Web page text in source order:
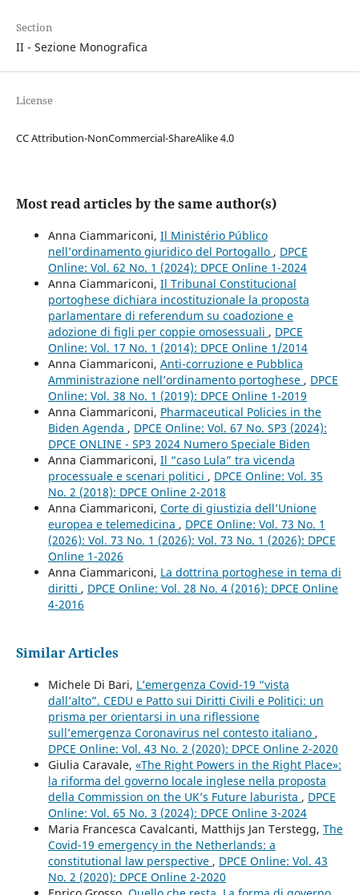
Section
II - Sezione Monografica
License
CC Attribution-NonCommercial-ShareAlike 4.0
Most read articles by the same author(s)
Anna Ciammariconi, Il Ministério Público
nell’ordinamento giuridico del Portogallo , DPCE
Online: Vol. 62 No. 1 (2024): DPCE Online 1-2024
Anna Ciammariconi, Il Tribunal Constitucional
portoghese dichiara incostituzionale la proposta
parlamentare di referendum su coadozione e
adozione di figli per coppie omosessuali , DPCE
Online: Vol. 17 No. 1 (2014): DPCE Online 1/2014
Anna Ciammariconi, Anti-corruzione e Pubblica
Amministrazione nell’ordinamento portoghese , DPCE
Online: Vol. 38 No. 1 (2019): DPCE Online 1-2019
Anna Ciammariconi, Pharmaceutical Policies in the
Biden Agenda , DPCE Online: Vol. 67 No. SP3 (2024):
DPCE ONLINE - SP3 2024 Numero Speciale Biden
Anna Ciammariconi, Il “caso Lula” tra vicenda
processuale e scenari politici , DPCE Online: Vol. 35
No. 2 (2018): DPCE Online 2-2018
Anna Ciammariconi, Corte di giustizia dell’Unione
europea e telemedicina , DPCE Online: Vol. 73 No. 1
(2026): Vol. 73 No. 1 (2026): Vol. 73 No. 1 (2026): DPCE
Online 1-2026
Anna Ciammariconi, La dottrina portoghese in tema di
diritti , DPCE Online: Vol. 28 No. 4 (2016): DPCE Online
4-2016
Similar Articles
Michele Di Bari, L’emergenza Covid-19 “vista
dall’alto”. CEDU e Patto sui Diritti Civili e Politici: un
prisma per orientarsi in una riflessione
sull’emergenza Coronavirus nel contesto italiano ,
DPCE Online: Vol. 43 No. 2 (2020): DPCE Online 2-2020
Giulia Caravale, «The Right Powers in the Right Place»:
la riforma del governo locale inglese nella proposta
della Commission on the UK’s Future laburista , DPCE
Online: Vol. 65 No. 3 (2024): DPCE Online 3-2024
Maria Francesca Cavalcanti, Matthijs Jan Terstegg, The
Covid-19 emergency in the Netherlands: a
constitutional law perspective , DPCE Online: Vol. 43
No. 2 (2020): DPCE Online 2-2020